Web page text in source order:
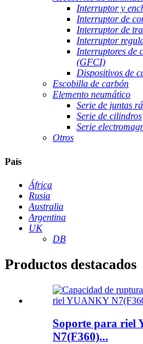
Interruptor y
Interruptor de
Interruptor de
Interruptor
Interruptores de
(GFCI)
Dispositivos de
Escobilla de carbón
Elemento neumático
Serie de juntas
Serie de cilindros
Serie
Otros
País
África
Rusia
Australia
Argentina
UK
DB
Productos destacados
Soporte para riel
N7(F360)...